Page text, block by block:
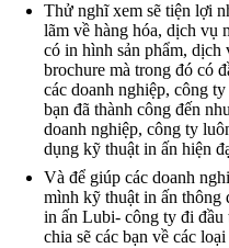
Thử nghĩ xem sẽ tiện lợi
lãm về hàng hóa, dịch vụ
có in hình sản phẩm, dịch
brochure mà trong đó có
các doanh nghiệp, công
bạn đã thành công đến
doanh nghiệp, công ty
dụng kỹ thuật in ấn hiện
Và để giúp các doanh
mình kỹ thuật in ấn
in ấn Lubi- công ty đi
chia sẽ các bạn về các